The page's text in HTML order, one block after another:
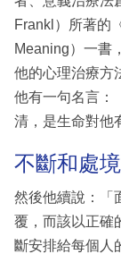
Frankl）所著的
Meaning）一書
他的心理治療方
他有一句名言：
清，是生命對他
不斷和處
然後他續說：「
覆，而該以正確
斷安排給每個人